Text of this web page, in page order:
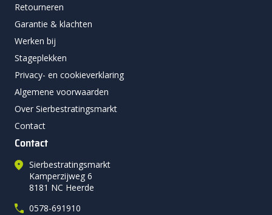
Retourneren
Garantie & klachten
Werken bij
Stageplekken
Privacy- en cookieverklaring
Algemene voorwaarden
Over Sierbestratingsmarkt
Contact
Contact
Sierbestratingsmarkt
Kamperzijweg 6
8181 NC Heerde
0578-691910